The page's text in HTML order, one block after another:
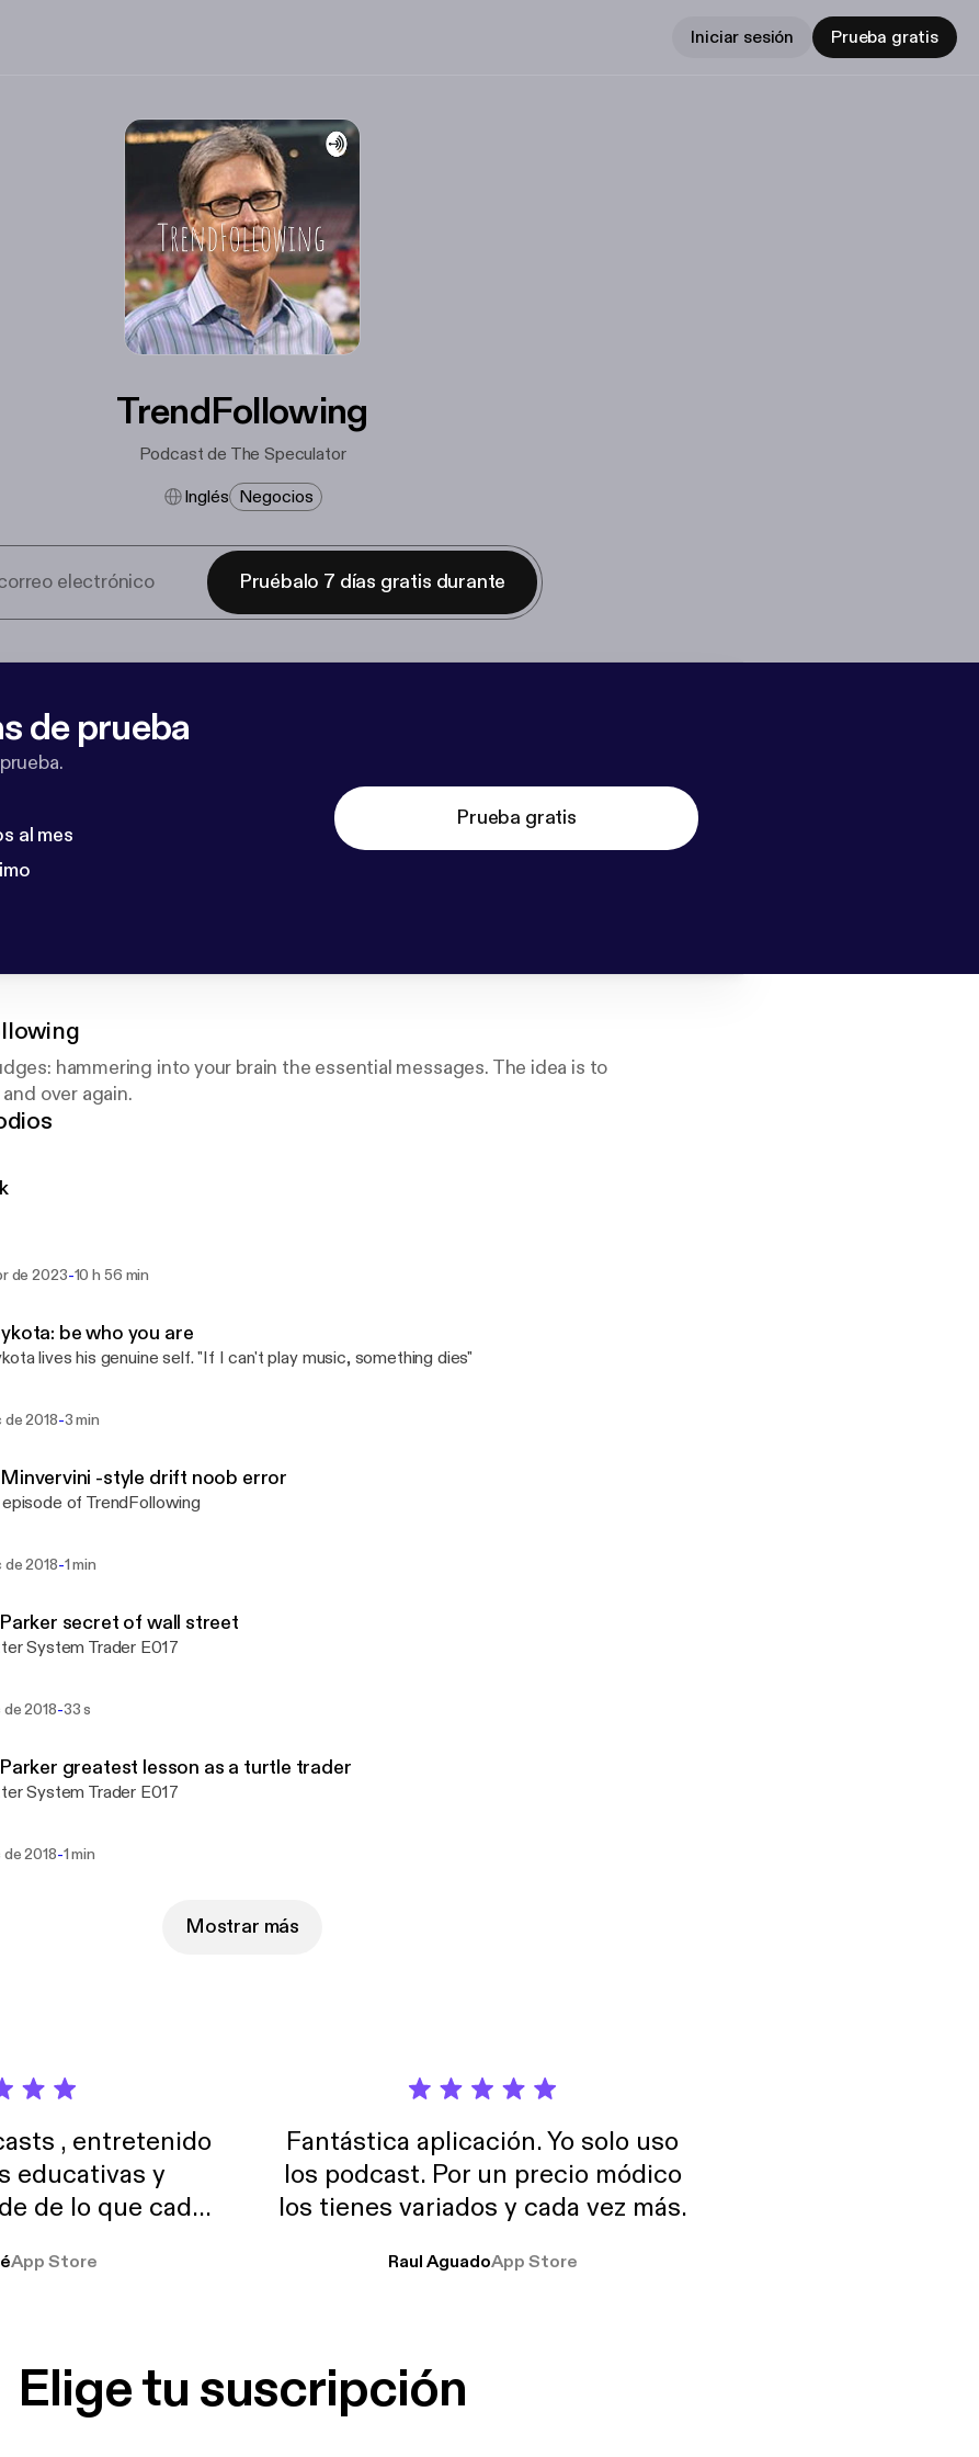
Iniciar sesión Prueba gratis
TrendFollowing
Podcast de The Speculator
Inglés Negocios
Pruébalo 7 días gratis durante
de prueba
al mes
Prueba gratis
hammering into your brain the essential messages. The idea is to
over again.
de 2023-10 h 56 min
be who you are
lives his genuine self. "If I can't play music, something dies"
de 2018-3 min
-style drift noob error
of TrendFollowing
de 2018-1 min
secret of wall street
System Trader E017
2018-33 s
greatest lesson as a turtle trader
System Trader E017
2018-1 min
Mostrar más
, entretenido
educativas y
de lo que cada
muchas horas
App Store
Fantástica aplicación. Yo solo uso
los podcast. Por un precio módico
los tienes variados y cada vez más.
Raul AguadoApp Store
Elige tu suscripción